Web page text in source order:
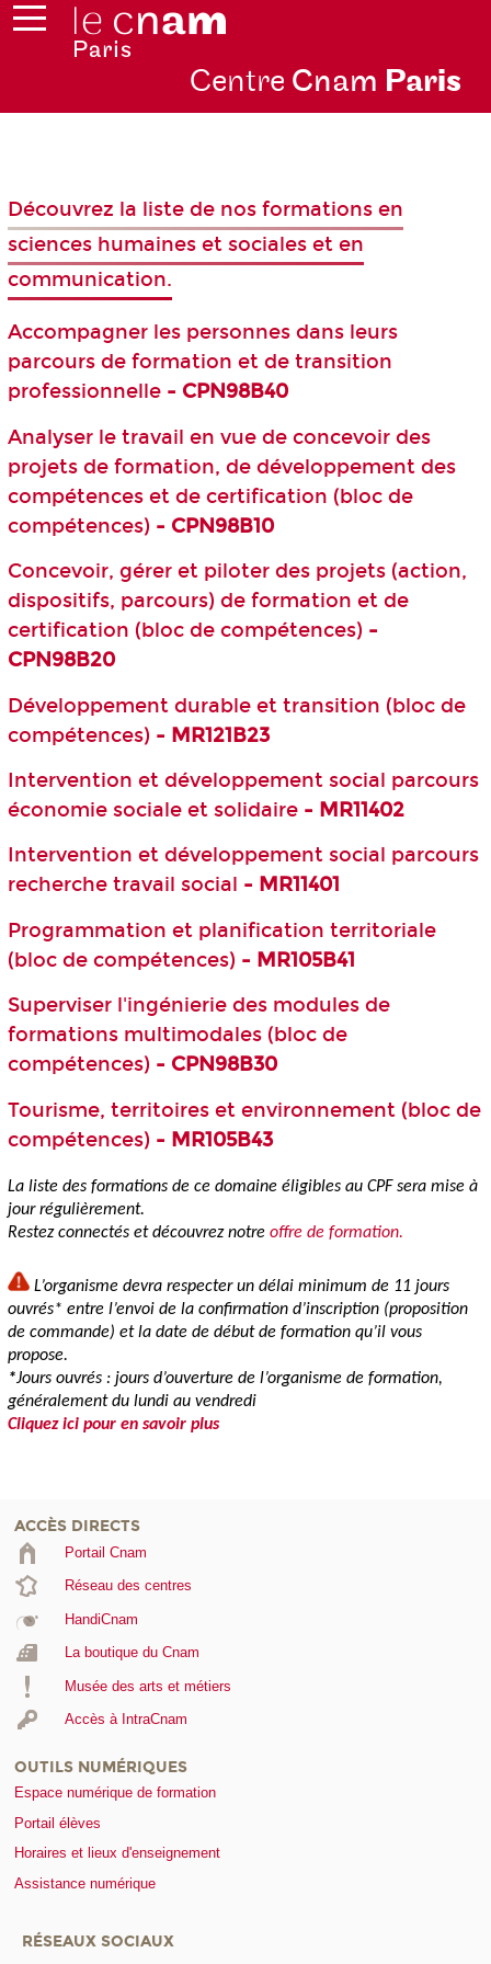
Centre Cnam Paris
Découvrez la liste de nos formations en
sciences humaines et sociales et en
communication.
Accompagner les personnes dans leurs
parcours de formation et de transition
professionnelle- CPN98B40
Analyser le travail en vue de concevoir des
projets de formation, de développement des
compétences et de certification (bloc de
compétences) - CPN98B10
Concevoir, gérer et piloter des projets (action,
dispositifs, parcours) de formation et de
certification (bloc de compétences) -
CPN98B20
Développement durable et transition (bloc de
compétences) - MR121B23
Intervention et développement social parcours
économie sociale et solidaire- MR11402
Intervention et développement social parcours
recherche travail social - MR11401
Programmation et planification territoriale
(bloc de compétences) - MR105B41
Superviser l'ingénierie des modules de
formations multimodales (bloc de
compétences) - CPN98B30
Tourisme, territoires et environnement (bloc de
compétences) - MR105B43
La liste des formations de ce domaine éligibles au CPFsera mise à
jour régulièrement.
Restez connectés et découvrez notre offre de formation.
L’organisme devra respecter un délai minimum de 11 jours
ouvrés* entre l’envoi de la confirmation d’inscription (proposition
de commande) et la date de début de formation qu’il vous
propose.
*Jours ouvrés : jours d’ouverture de l’organisme de formation,
généralement du lundi au vendredi
Cliquez ici pour en savoir plus
ACCÈS DIRECTS
Portail Cnam
Réseau des centres
HandiCnam
La boutique du Cnam
Musée des arts et métiers
Accès à IntraCnam
OUTILS NUMÉRIQUES
Espace numérique de formation
Portail élèves
Horaires et lieux d'enseignement
Assistance numérique
RÉSEAUX SOCIAUX